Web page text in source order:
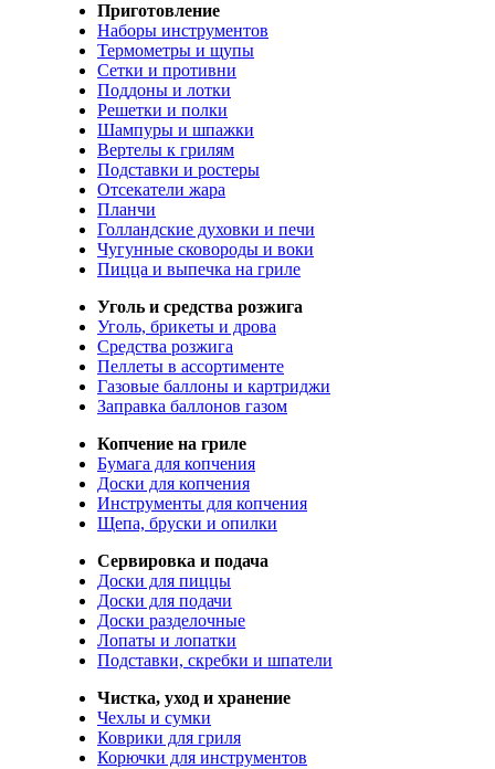
Приготовление
Наборы инструментов
Термометры и щупы
Сетки и противни
Поддоны и лотки
Решетки и полки
Шампуры и шпажки
Вертелы к грилям
Подставки и ростеры
Отсекатели жара
Планчи
Голландские духовки и печи
Чугунные сковороды и воки
Пицца и выпечка на гриле
Уголь и средства розжига
Уголь, брикеты и дрова
Средства розжига
Пеллеты в ассортименте
Газовые баллоны и картриджи
Заправка баллонов газом
Копчение на гриле
Бумага для копчения
Доски для копчения
Инструменты для копчения
Щепа, бруски и опилки
Сервировка и подача
Доски для пиццы
Доски для подачи
Доски разделочные
Лопаты и лопатки
Подставки, скребки и шпатели
Чистка, уход и хранение
Чехлы и сумки
Коврики для гриля
Корючки для инструментов